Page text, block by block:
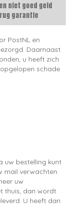
niet goed geld
garantie
PostNL en
Daarnaast
u heeft zich
schade
uw bestelling kunt
mail verwachten.
uw
thuis, dan wordt
U heeft dan